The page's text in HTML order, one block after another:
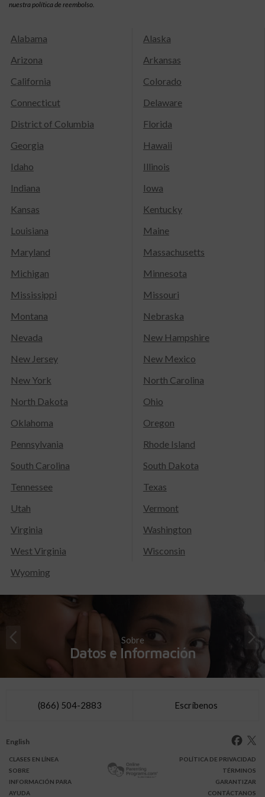
nuestra política de reembolso.
Alabama
Alaska
Arizona
Arkansas
California
Colorado
Connecticut
Delaware
District of Columbia
Florida
Georgia
Hawaii
Idaho
Illinois
Indiana
Iowa
Kansas
Kentucky
Louisiana
Maine
Maryland
Massachusetts
Michigan
Minnesota
Mississippi
Missouri
Montana
Nebraska
Nevada
New Hampshire
New Jersey
New Mexico
New York
North Carolina
North Dakota
Ohio
Oklahoma
Oregon
Pennsylvania
Rhode Island
South Carolina
South Dakota
Tennessee
Texas
Utah
Vermont
Virginia
Washington
West Virginia
Wisconsin
Wyoming
Sobre
Datos e Información
(866) 504-2883 Escríbenos
English
CLASES EN LÍNEA
SOBRE
INFORMACIÓN PARA
AYUDA
POLÍTICA DE PRIVACIDAD
TÉRMINOS
GARANTIZAR
CONTÁCTANOS